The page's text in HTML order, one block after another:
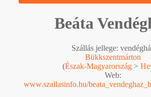
Beáta
Szállás jellege:
Bükkszentmárton
(Észak-Magyarország >
Web:
www.szallasinfo.hu/